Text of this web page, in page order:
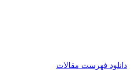
دانلود فهرست مقالات